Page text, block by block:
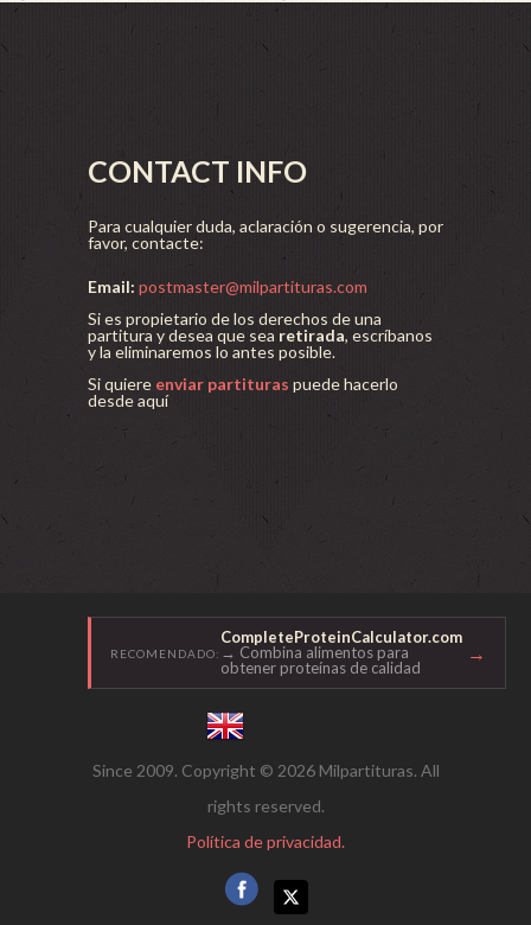
CONTACT INFO
Para cualquier duda, aclaración o sugerencia, por
favor, contacte:
Email: postmaster@milpartituras.com
Si es propietario de los derechos de una
partitura y desea que sea retirada, escríbanos
y la eliminaremos lo antes posible.
Si quiere enviar partituras puede hacerlo
desde aquí
RECOMENDADO:
CompleteProteinCalculator.com
→ Combina alimentos para
obtener proteínas de calidad
→
Since 2009. Copyright © 2026 Milpartituras. All
rights reserved.
Política de privacidad.